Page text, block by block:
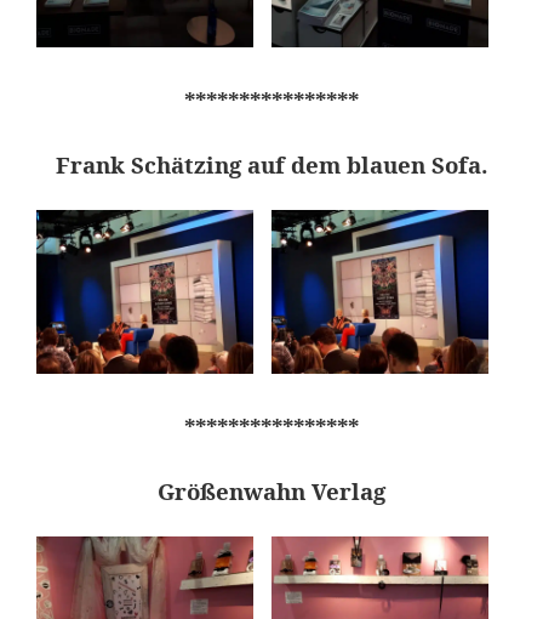
****************
Frank Schätzing auf dem blauen Sofa.
****************
Größenwahn Verlag